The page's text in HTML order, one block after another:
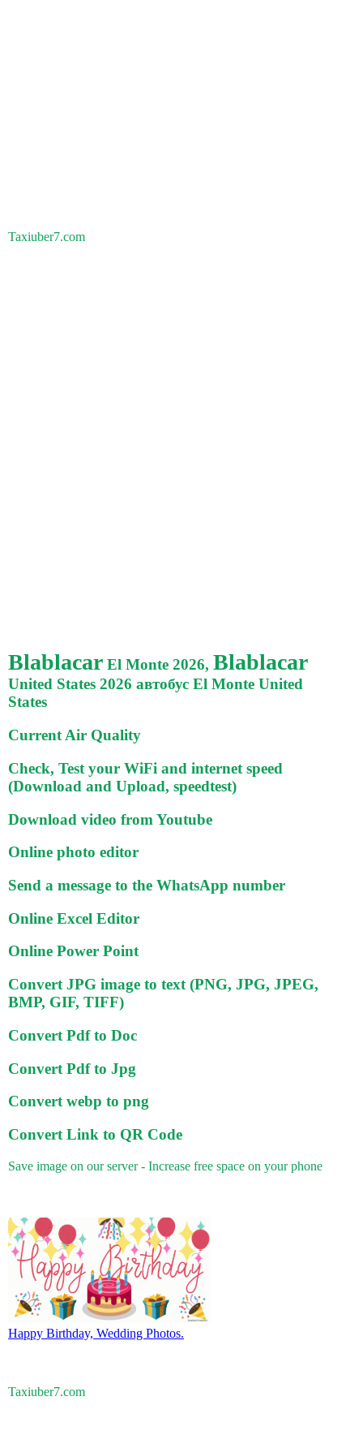
Taxiuber7.com
Blablacar El Monte 2026, Blablacar
United States 2026 автобус El Monte United
States
Current Air Quality
Check, Test your WiFi and internet speed
(Download and Upload, speedtest)
Download video from Youtube
Online photo editor
Send a message to the WhatsApp number
Online Excel Editor
Online Power Point
Convert JPG image to text (PNG, JPG, JPEG,
BMP, GIF, TIFF)
Convert Pdf to Doc
Convert Pdf to Jpg
Convert webp to png
Convert Link to QR Code
Save image on our server - Increase free space on your phone
Happy Birthday, Wedding Photos.
Taxiuber7.com